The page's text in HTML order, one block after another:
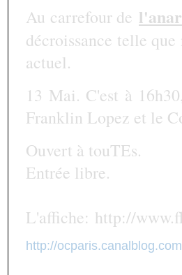
Au carrefour de
décroissance telle
actuel.
13 Mai. C'est à
Franklin Lopez et le
Ouvert à touTEs.
Entrée libre.
L'affiche: http://
http://